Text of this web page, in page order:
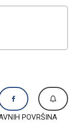
POVRŠINA